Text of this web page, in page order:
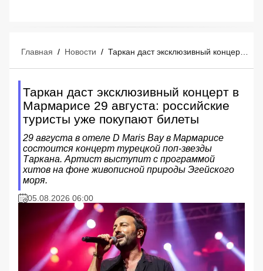
Главная / Новости /
Таркан даст эксклюзивный концерт в
Мармарисе 29 августа: российские
туристы уже покупают билеты
29 августа в отеле D Maris Bay в Мармарисе
состоится концерт турецкой поп-звезды
Таркана. Артист выступит с программой
хитов на фоне живописной природы Эгейского
моря.
05.08.2026 06:00